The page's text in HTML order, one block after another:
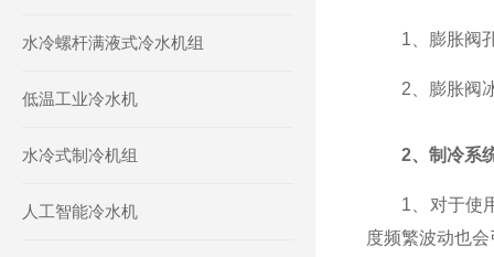
水冷螺杆满液式冷水机组
低温工业冷水机
水冷式制冷机组
人工智能冷水机
1、膨胀阀孔
2、膨胀阀冰
2、制冷系
1、对于使用
度频繁波动也